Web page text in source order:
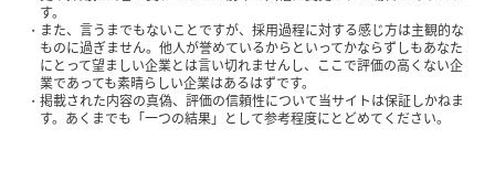
す。
また、言うまでもないことですが、採用過程に対する感じ方は主観的な
ものに過ぎません。他人が誉めているからといってかならずしもあなた
にとって望ましい企業とは言い切れませんし、ここで評価の高くない企
業であっても素晴らしい企業はあるはずです。
掲載された内容の真偽、評価の信頼性について当サイトは保証しかねま
す。あくまでも「一つの結果」として参考程度にとどめてください。